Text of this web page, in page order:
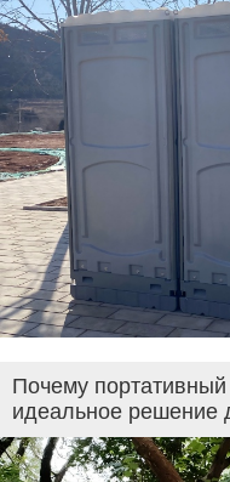
Почему
идеальное решение